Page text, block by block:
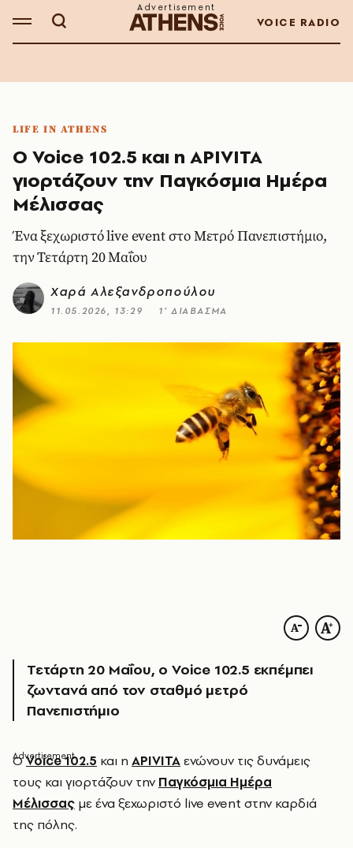
VOICE RADIO
LIFE IN ATHENS
Ο Voice 102.5 και η APIVITA
γιορτάζουν την Παγκόσμια Ημέρα
Μέλισσας
Ένα ξεχωριστό live event στο Μετρό Πανεπιστήμιο,
την Τετάρτη 20 Μαΐου
Χαρά Αλεξανδροπούλου
11.05.2026, 13:29 1’ ΔΙΑΒΑΣΜΑ
Τετάρτη 20 Μαΐου, ο Voice 102.5 εκπέμπει
ζωντανά από τον σταθμό μετρό
Πανεπιστήμιο
ΟVoice 102.5 και η APIVITAενώνουν τις δυνάμεις
τους και γιορτάζουν την Παγκόσμια Ημέρα
Μέλισσας με ένα ξεχωριστό live event στην καρδιά
της πόλης.